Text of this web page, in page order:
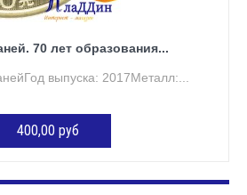
70 лет образования...
выпуска: 2017Металл:...
400,00 руб